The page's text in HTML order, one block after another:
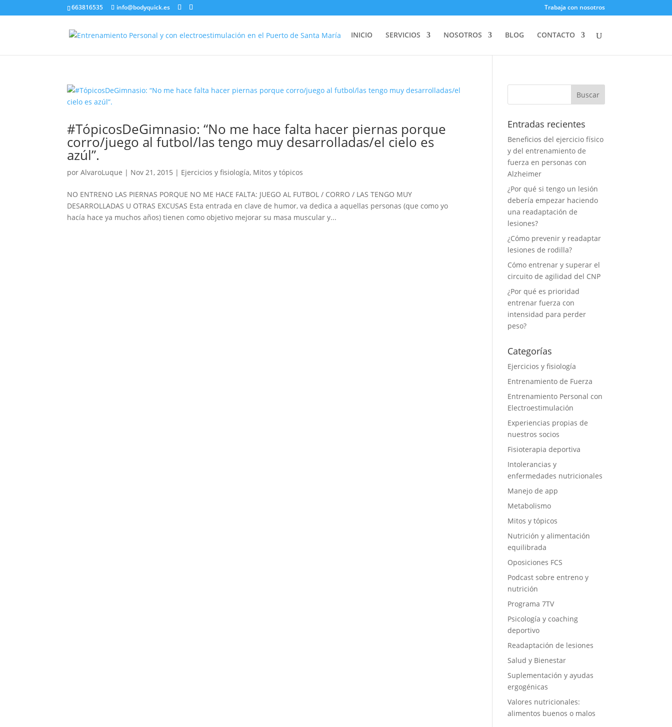
663816535 info@bodyquick.es Trabaja con nosotros
INICIO SERVICIOS NOSOTROS BLOG CONTACTO
#TópicosDeGimnasio: “No me hace falta hacer piernas porque
corro/juego al futbol/las tengo muy desarrolladas/el cielo es
azúl”.
porAlvaroLuque | Nov 21, 2015 | Ejercicios y fisiología, Mitos y tópicos
NO ENTRENO LAS PIERNAS PORQUE NO ME HACE FALTA: JUEGO AL FUTBOL / CORRO / LAS TENGO MUY
DESARROLLADAS U OTRAS EXCUSAS Esta entrada en clave de humor, va dedica a aquellas personas (que como yo
hacía hace ya muchos años) tienen como objetivo mejorar su masa muscular y...
Entradas recientes
Beneficios del ejercicio físico
y del entrenamiento de
fuerza en personas con
Alzheimer
¿Por qué si tengo un lesión
debería empezar haciendo
una readaptación de
lesiones?
¿Cómo prevenir y readaptar
lesiones de rodilla?
Cómo entrenar y superar el
circuito de agilidad del CNP
¿Por qué es prioridad
entrenar fuerza con
intensidad para perder
peso?
Categorías
Ejercicios y fisiología
Entrenamiento de Fuerza
Entrenamiento Personal con
Electroestimulación
Experiencias propias de
nuestros socios
Fisioterapia deportiva
Intolerancias y
enfermedades nutricionales
Manejo de app
Metabolismo
Mitos y tópicos
Nutrición y alimentación
equilibrada
Oposiciones FCS
Podcast sobre entreno y
nutrición
Programa 7TV
Psicología y coaching
deportivo
Readaptación de lesiones
Salud y Bienestar
Suplementación y ayudas
ergogénicas
Valores nutricionales:
alimentos buenos o malos